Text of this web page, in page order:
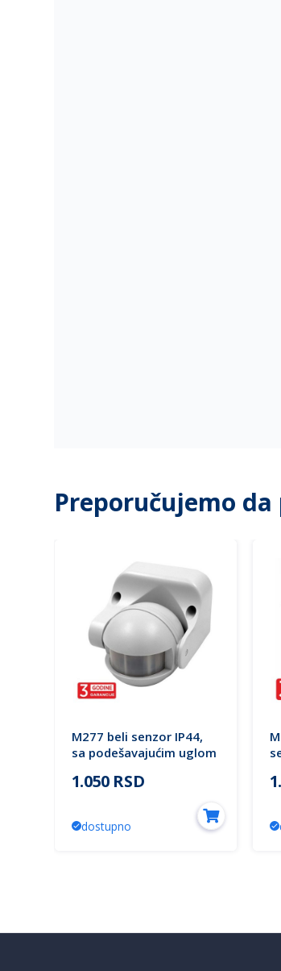
Preporučujemo
M277 beli senzor IP44,
sa podešavajućim uglom
1.050 RSD
dostupno